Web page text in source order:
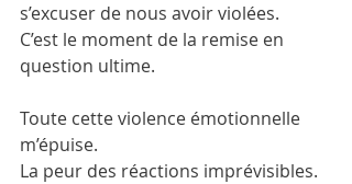
s’excuser de nous avoir violées.
C’est le moment de la remise en
question ultime.
Toute cette violence émotionnelle
m’épuise.
La peur des réactions imprévisibles.